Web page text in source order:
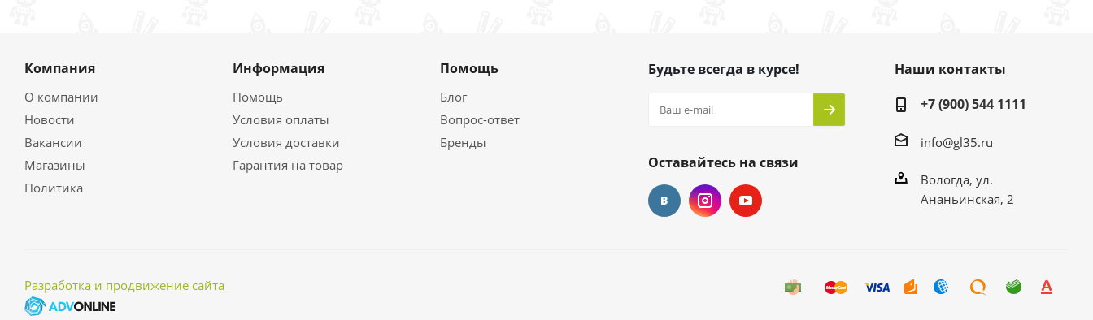
Компания
О компании
Новости
Вакансии
Магазины
Политика
Информация
Помощь
Условия оплаты
Условия доставки
Гарантия на товар
Помощь
Блог
Вопрос-ответ
Бренды
Будьте всегда в курсе!
Оставайтесь на связи
Наши контакты
+7 (900) 544 1111
info@gl35.ru
Вологда, ул.
Ананьинская, 2
Разработка и продвижение сайта